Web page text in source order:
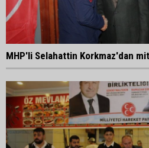
MHP'li Selahattin Korkmaz'dan